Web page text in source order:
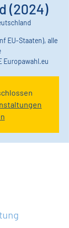
(2024)
EU-Staaten), alle
Europawahl.eu